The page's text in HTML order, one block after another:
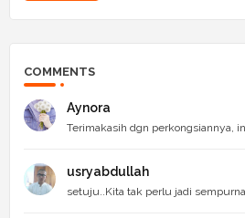
COMMENTS
Aynora
Terimakasih dgn perkongsiannya,
usryabdullah
setuju..Kita tak perlu jadi